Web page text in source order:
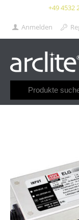
+49 4532
Anmelden